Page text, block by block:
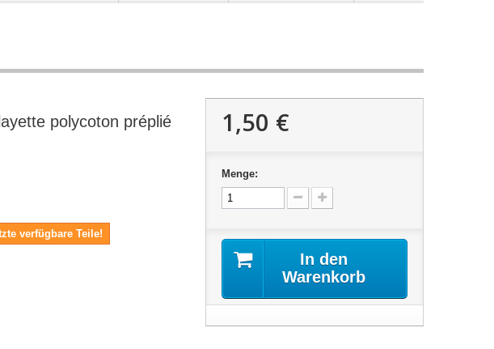
polycoton préplié
verfügbare Teile!
1,50 €
Menge:
In den
Warenkorb